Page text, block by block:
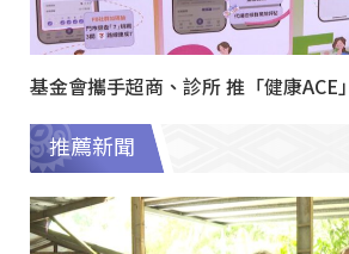
基金會攜手超商、診所 推「健康ACE
推薦新聞